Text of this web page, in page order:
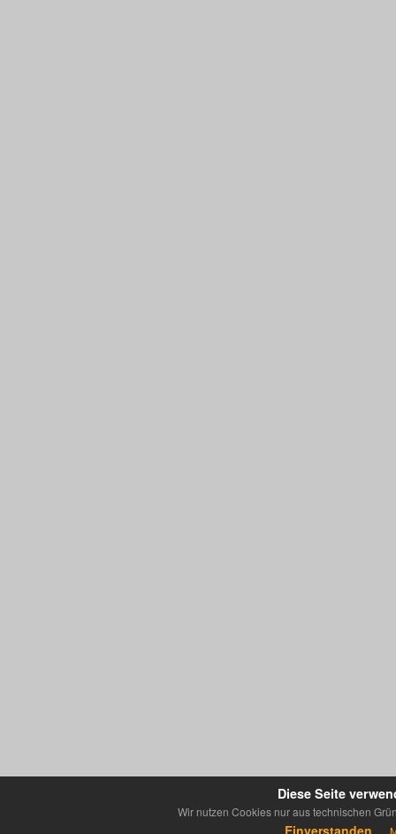
Diese Seite
Wir nutzen Cookies nur aus technischen
Einverstanden